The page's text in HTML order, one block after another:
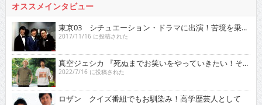
オススメインタビュー
東京03 シチュエーション・ドラマに出演！苦境を乗...
2017/11/16 に投稿された
真空ジェシカ 『死ぬまでお笑いをやっていきたい！そ...
2022/7/16 に投稿された
ロザン クイズ番組でもお馴染み！高学歴芸人として